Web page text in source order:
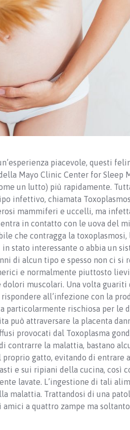
piacevole, questi
Mayo Clinic Center for Sleep
un lutto) più rapidamente.
infettivo, chiamata
mammiferi e uccelli, ma
in contatto con le uova del
che contragga la
stato interessante o abbia un
di alcun tipo e spesso non ci si
e normalmente piuttosto
muscolari. Una volta
all’infezione con la
rischiosa per le
può attraversare la placenta
provocati dal Toxoplasma
contrarre la malattia, bastano
gatto, evitando di entrare
e sui ripiani della cucina, così
lavate. L’ingestione di tali
malattia. Trattandosi di una
a quattro zampe ma